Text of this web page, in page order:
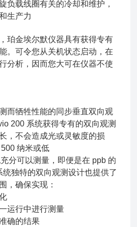
负载线圈有关的冷却和维护，
生产力
珀金埃尔默仪器具有获得专有
。可令您从关机状态启动，在
分析，因而您大可在仪器不使
而牺牲性能的同步垂直双向观
200 系统获得专有的双向观测
，不会造成光或灵敏度的损
纳米或低
分可以测量，即便是在 ppb 的
独特的双向观测设计也提供了
，确保实现：
运行中进行测量
确的结果